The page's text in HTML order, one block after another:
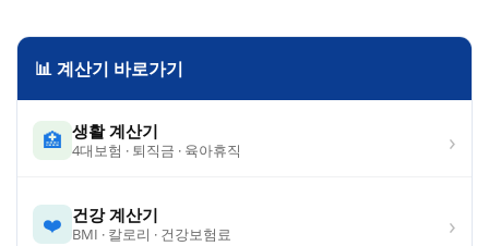
📊 계산기 바로가기
🏥 생활 계산기
4대보험 · 퇴직금 · 육아휴직 ›
❤️ 건강 계산기
BMI · 칼로리 · 건강보험료 ›